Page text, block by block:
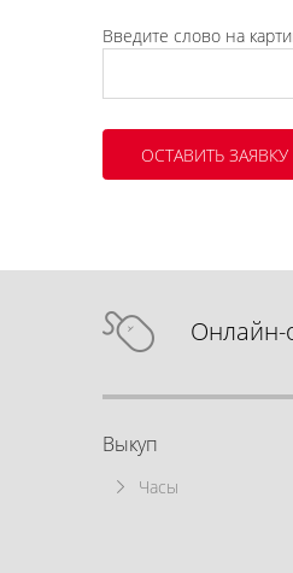
Введите слово на
Онлайн-
Выкуп
Часы